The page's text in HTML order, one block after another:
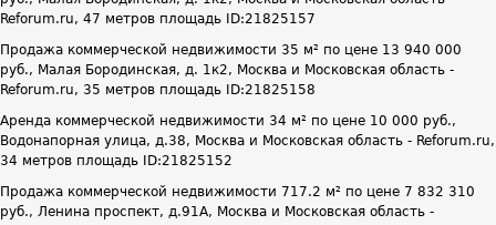
Reforum.ru, 47 метров площадь ID:21825157
Продажа коммерческой недвижимости 35 м² по цене 13 940 000
руб., Малая Бородинская, д. 1к2, Москва и Московская область -
Reforum.ru, 35 метров площадь ID:21825158
Аренда коммерческой недвижимости 34 м² по цене 10 000 руб.,
Водонапорная улица, д.38, Москва и Московская область - Reforum.ru,
34 метров площадь ID:21825152
Продажа коммерческой недвижимости 717.2 м² по цене 7 832 310
руб., Ленина проспект, д.91А, Москва и Московская область -